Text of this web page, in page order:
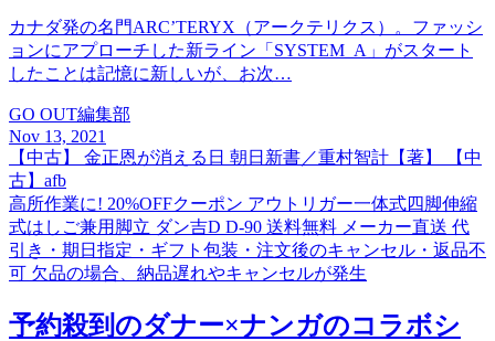
カナダ発の名門ARC’TERYX（アークテリクス）。ファッシ
ョンにアプローチした新ライン「SYSTEM_A」がスタート
したことは記憶に新しいが、お次…
GO OUT編集部
Nov 13, 2021
【中古】 金正恩が消える日 朝日新書／重村智計【著】 【中
古】afb
高所作業に! 20%OFFクーポン アウトリガー一体式四脚伸縮
式はしご兼用脚立 ダン吉D D-90 送料無料 メーカー直送 代
引き・期日指定・ギフト包装・注文後のキャンセル・返品不
可 欠品の場合、納品遅れやキャンセルが発生
予約殺到のダナー×ナンガのコラボシ